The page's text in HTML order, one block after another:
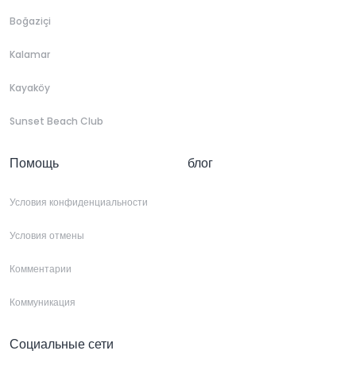
Boğaziçi
Kalamar
Kayaköy
Sunset Beach Club
Помощь
Условия конфиденциальности
Условия отмены
Комментарии
Коммуникация
блог
Социальные сети